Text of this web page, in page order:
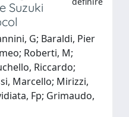
Suzuki
G; Baraldi, Pier
Roberti, M;
Riccardo;
Marcello; Mirizzi,
Fp; Grimaudo,